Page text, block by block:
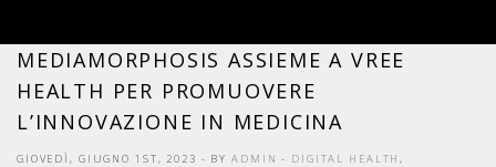
MEDIAMORPHOSIS ASSIEME A VREE
HEALTH PER PROMUOVERE
L’INNOVAZIONE IN MEDICINA
GIOVEDÌ, GIUGNO 1ST, 2023 - BYADMIN - DIGITAL HEALTH,